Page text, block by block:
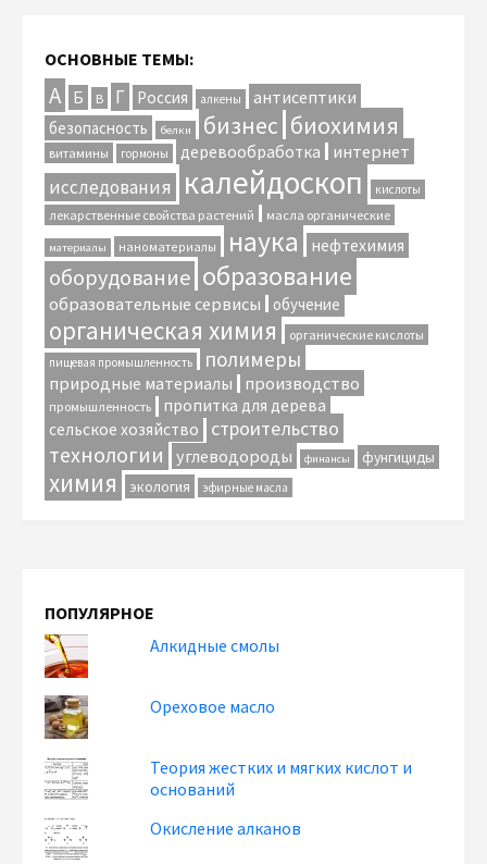
ОСНОВНЫЕ ТЕМЫ:
А Б В Г Россия алкены антисептики
безопасность белки бизнес биохимия
витамины гормоны деревообработка интернет
исследования калейдоскоп кислоты
лекарственные свойства растений масла органические
материалы наноматериалы наука нефтехимия
оборудование образование
образовательные сервисы обучение
органическая химия органические кислоты
пищевая промышленность полимеры
природные материалы производство
промышленность
пропитка для дерева
сельское хозяйство
строительство
технологии углеводороды финансы фунгициды
химия экология эфирные масла
ПОПУЛЯРНОЕ
Алкидные смолы
Ореховое масло
Теория жестких и мягких кислот и
оснований
Окисление алканов